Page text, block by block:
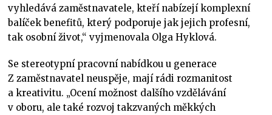
vyhledává zaměstnavatele, kteří nabízejí komplexní
balíček benefitů, který podporuje jak jejich profesní,
tak osobní život,“ vyjmenovala Olga Hyklová.
Se stereotypní pracovní nabídkou u generace
Z zaměstnavatel neuspěje, mají rádi rozmanitost
a kreativitu. „Ocení možnost dalšího vzdělávání
v oboru, ale také rozvoj takzvaných měkkých